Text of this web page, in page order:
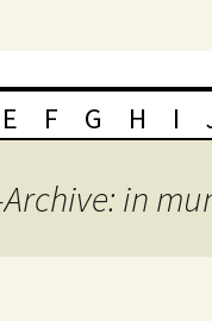
E F G H I
in